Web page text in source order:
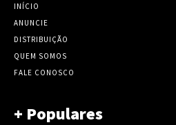
INÍCIO
ANUNCIE
DISTRIBUIÇÃO
QUEM SOMOS
FALE CONOSCO
+ Populares